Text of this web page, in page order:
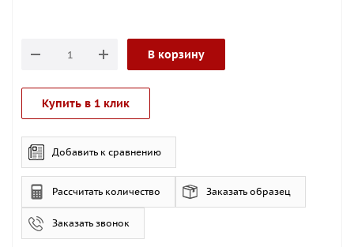
В корзину
Купить в 1 клик
Добавить к сравнению
Рассчитать количество Заказать образец
Заказать звонок